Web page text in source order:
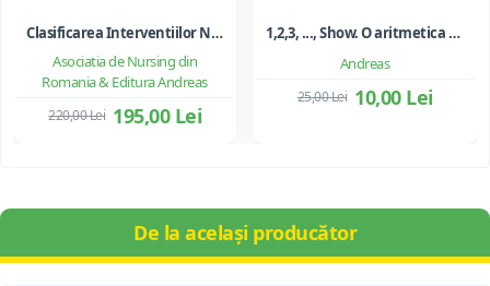
Asociatia de Nursing din
Romania & Editura Andreas
Clasificarea Interventiilor Nursing (NIC)
195,00 Lei
220,00 Lei
Andreas
1,2,3, ..., Show. O aritmetica emotionala, o poezie a matematicii - Ioan Dancila
10,00 Lei
25,00 Lei
De la același producător